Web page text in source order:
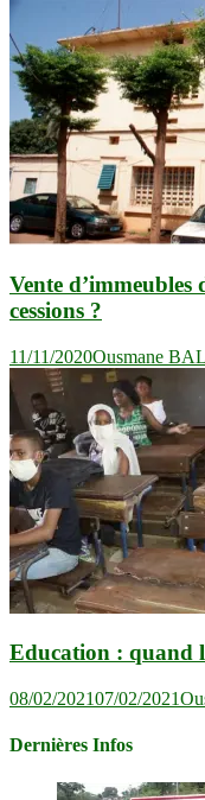
Vente
cessions ?
11/11/2020Ousmane
Education : quand
08/02/202107/02/2021
Dernières Infos